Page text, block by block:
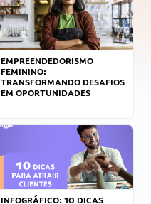
EMPREENDEDORISMO
FEMININO:
TRANSFORMANDO DESAFIOS
EM OPORTUNIDADES
INFOGRÁFICO: 10 DICAS